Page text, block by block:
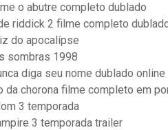
o abutre completo dublado
riddick 2 filme completo
do apocalípse
sombras 1998
diga seu nome dublado online
da chorona filme completo em
3 temporada
3 temporada trailer